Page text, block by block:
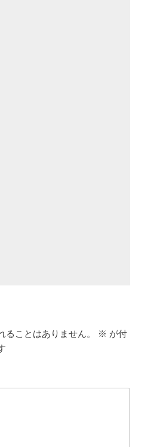
ることはありません。 ※ が付